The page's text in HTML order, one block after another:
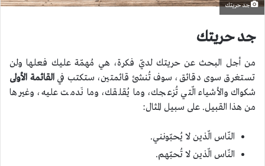
جد حريتك
جد حريتك
من أجل البحث عن حريتك لديّ فكرة، هي مُهمّة عليك فعلها ولن
تستغرق سوى دقائق، سوف تُنشئ قائمتين، ستكتب في القائمة الأولى
شكواك والأشياء الّتي تُزعجك، وما يُقلقك، وما نَدمت عليه، وغيرها
من هذا القبيل. على سبيل المثال:
النّاس الّذين لا يُحبّونني.
النّاس الّذين لا تُحبّهم.